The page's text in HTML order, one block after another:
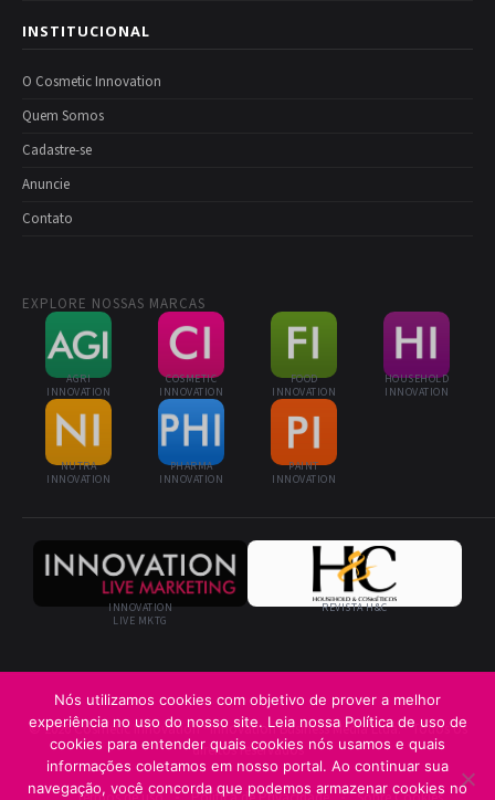
INSTITUCIONAL
O Cosmetic Innovation
Quem Somos
Cadastre-se
Anuncie
Contato
EXPLORE NOSSAS MARCAS
AGRI
INNOVATION
COSMETIC
INNOVATION
FOOD
INNOVATION
HOUSEHOLD
INNOVATION
NUTRA
INNOVATION
PHARMA
INNOVATION
PAINT
INNOVATION
INNOVATION
LIVE MKTG
REVISTA H&C
© 2026 Cosmetic Innovation · Innovation Business Media Ltda. · Todos os
direitos reservados
Nós utilizamos cookies com objetivo de prover a melhor
experiência no uso do nosso site. Leia nossa Política de uso de
cookies para entender quais cookies nós usamos e quais
informações coletamos em nosso portal. Ao continuar sua
navegação, você concorda que podemos armazenar cookies no